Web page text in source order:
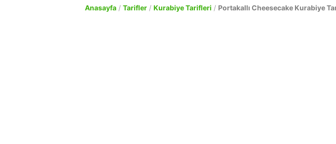
Anasayfa / Tarifler / Kurabiye Tarifleri / Portakallı Cheesecake Kurabiye